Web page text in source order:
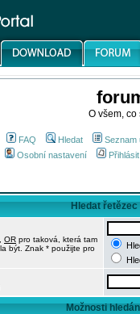
O všem,
FAQ Hledat Seznam
Osobní nastavení
Hledat řetězec
OR pro taková, která tam
být. Znak * použijte pro
Možnosti